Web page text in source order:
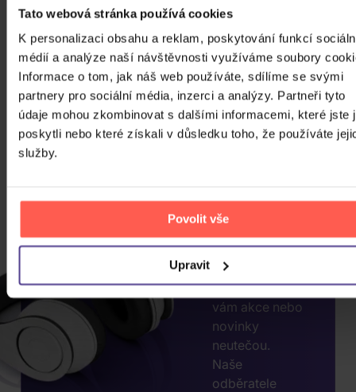
Tato webová stránka používá cookies
K personalizaci obsahu a reklam, poskytování funkcí
médií a analýze naší návštěvnosti využíváme soubory
Informace o tom, jak náš web používáte, sdílíme se svými
partnery pro sociální média, inzerci a analýzy. Partneři tyto
údaje mohou zkombinovat s dalšími informacemi, které jste
poskytli nebo které získali v důsledku toho, že používáte
služby.
Povolit vše
Upravit
CHCETE
JEŠTĚ
ZADEJTE
E-MAIL.
Přihlaste se k
odběru našeho
newsletteru, ať
vám akce nebo
novinky
neutečou.
Naše
odběratele